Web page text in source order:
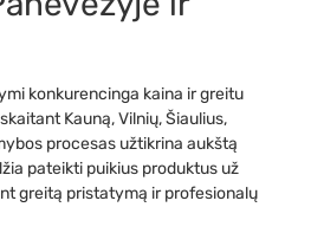
konkurencinga kaina ir greitu
Kauną, Vilnių, Šiaulius,
procesas užtikrina aukštą
pateikti puikius produktus už
greitą pristatymą ir profesionalų